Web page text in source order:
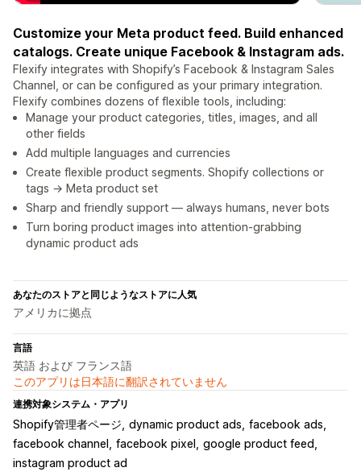
Customize your Meta product feed. Build enhanced
catalogs. Create unique Facebook & Instagram ads.
Flexify integrates with Shopify’s Facebook & Instagram Sales
Channel, or can be configured as your primary integration.
Flexify combines dozens of flexible tools, including:
Manage your product categories, titles, images, and all
other fields
Add multiple languages and currencies
Create flexible product segments. Shopify collections or
tags → Meta product set
Sharp and friendly support — always humans, never bots
Turn boring product images into attention-grabbing
dynamic product ads
あなたのストアと同じようなストアに人気
アメリカに拠点
言語
英語 および フランス語
このアプリは日本語に翻訳されていません
連携対象システム・アプリ
Shopify管理者ページ dynamic product ads facebook ads
facebook channel
facebook pixel
google product feed
instagram product ad